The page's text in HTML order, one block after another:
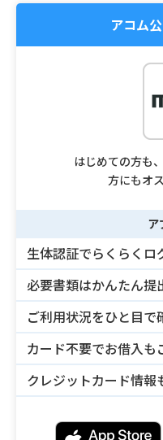
アコム
はじめての方も
方にもオ
ア
生体認証でらくらくロ
必要書類はかんたん提
ご利用状況をひと目で
カード不要でお借入も
クレジットカード情報